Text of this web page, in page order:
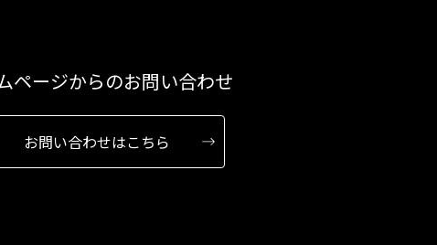
ページからのお問い合わせ
お問い合わせはこちら